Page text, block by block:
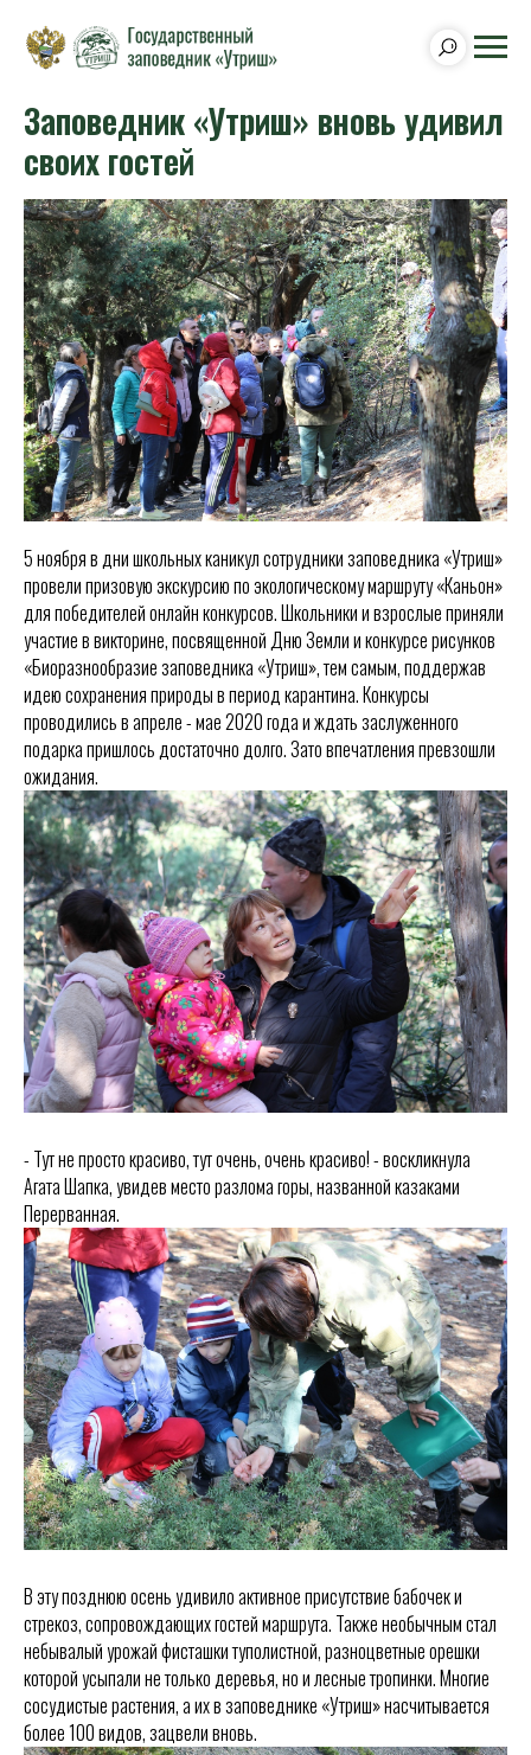
Заповедник «Утриш» вновь удивил
своих гостей
5 ноября в дни школьных каникул сотрудники заповедника «Утриш»
провели призовую экскурсию по экологическому маршруту «Каньон»
для победителей онлайн конкурсов. Школьники и взрослые приняли
участие в викторине, посвященной Дню Земли и конкурсе рисунков
«Биоразнообразие заповедника «Утриш», тем самым, поддержав
идею сохранения природы в период карантина. Конкурсы
проводились в апреле - мае 2020 года и ждать заслуженного
подарка пришлось достаточно долго. Зато впечатления превзошли
ожидания.
- Тут не просто красиво, тут очень, очень красиво! - воскликнула
Агата Шапка, увидев место разлома горы, названной казаками
Перерванная.
В эту позднюю осень удивило активное присутствие бабочек и
стрекоз, сопровождающих гостей маршрута. Также необычным стал
небывалый урожай фисташки туполистной, разноцветные орешки
которой усыпали не только деревья, но и лесные тропинки. Многие
сосудистые растения, а их в заповеднике «Утриш» насчитывается
более 100 видов, зацвели вновь.